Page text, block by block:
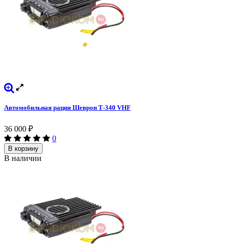
Автомобильная рация Шеврон Т-340 VHF
36 000 ₽
0
В корзину
В наличии